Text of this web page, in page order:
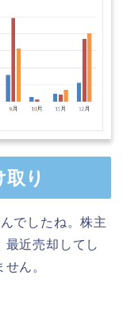
り
でしたね。株主
最近売却してし
ん。